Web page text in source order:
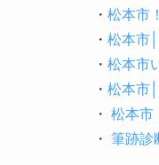
・松本市
・松本市
・松本市
・松本市
・ 松本市
・ 筆跡診